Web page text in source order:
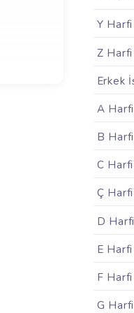
Y
Z
Erkek
A
B
C
Ç
D
E
F
G